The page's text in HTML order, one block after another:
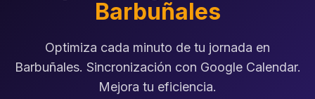
Barbuñales
Optimiza cada minuto de tu jornada en
Barbuñales. Sincronización con Google Calendar.
Mejora tu eficiencia.